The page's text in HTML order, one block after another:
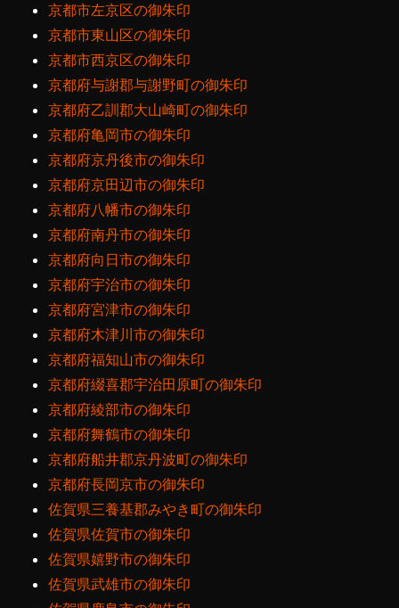
京都市左京区の御朱印
京都市東山区の御朱印
京都市西京区の御朱印
京都府与謝郡与謝野町の御朱印
京都府乙訓郡大山崎町の御朱印
京都府亀岡市の御朱印
京都府京丹後市の御朱印
京都府京田辺市の御朱印
京都府八幡市の御朱印
京都府南丹市の御朱印
京都府向日市の御朱印
京都府宇治市の御朱印
京都府宮津市の御朱印
京都府木津川市の御朱印
京都府福知山市の御朱印
京都府綴喜郡宇治田原町の御朱印
京都府綾部市の御朱印
京都府舞鶴市の御朱印
京都府船井郡京丹波町の御朱印
京都府長岡京市の御朱印
佐賀県三養基郡みやき町の御朱印
佐賀県佐賀市の御朱印
佐賀県嬉野市の御朱印
佐賀県武雄市の御朱印